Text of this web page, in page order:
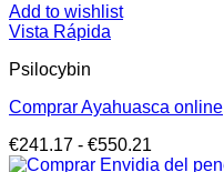
Add to wishlist
Vista Rápida
Psilocybin
Comprar Ayahuasca online
€241.17 - €550.21
de